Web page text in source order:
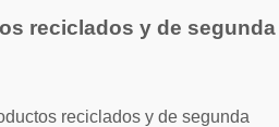
reciclados y de segunda
reciclados y de segunda